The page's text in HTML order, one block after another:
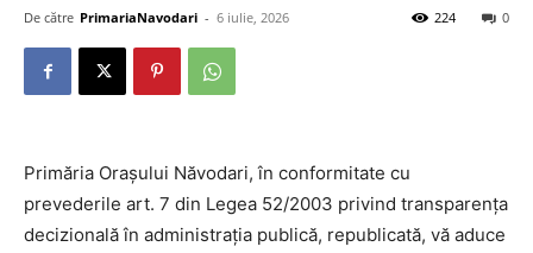
De către PrimariaNavodari - 6 iulie, 2026 0
224
Primăria Orașului Năvodari, în conformitate cu
prevederile art. 7 din Legea 52/2003 privind transparența
decizională în administrația publică, republicată, vă aduce